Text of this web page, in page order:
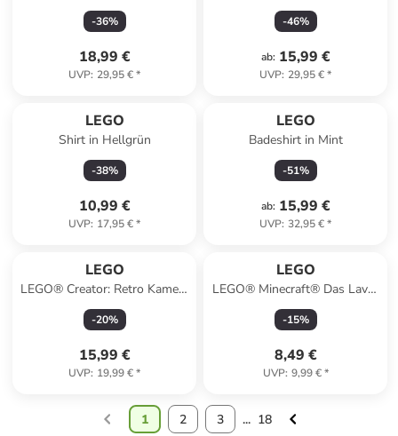
-36%
18,99 €
UVP: 29,95 €*
-46%
ab: 15,99 €
UVP: 29,95 €*
LEGO
Shirt in Hellgrün
-38%
10,99 €
UVP: 17,95 €*
LEGO
Badeshirt in Mint
-51%
ab: 15,99 €
UVP: 32,95 €*
LEGO
LEGO® Creator: Retro Kamera
- ab 8 Jahren
-20%
15,99 €
UVP: 19,99 €*
LEGO
LEGO® Minecraft® Das Lava-
Duell im Nether - ab 6 Jahren
-15%
8,49 €
UVP: 9,99 €*
1 2 3 ... 18